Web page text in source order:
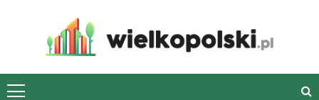
wielkopolski.pl